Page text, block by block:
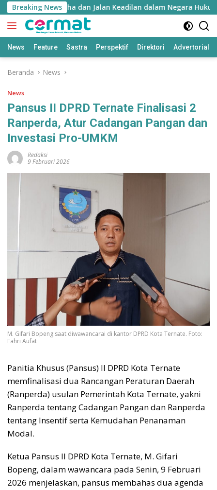
Langsung
ke
konten
Breaking News
Hatuhaha dan Jalan Keadilan dalam Negara Hukum
News Feature Sastra Perspektif Direktori Advertorial
Beranda News
News
Pansus II DPRD Ternate Finalisasi 2
Ranperda, Atur Cadangan Pangan dan
Investasi Pro-UMKM
Redaksi
9 Februari 2026
M. Gifari Bopeng saat diwawancarai di kantor DPRD Kota Ternate. Foto:
Fahri Aufat
Panitia Khusus (Pansus) II DPRD Kota Ternate
memfinalisasi dua Rancangan Peraturan Daerah
(Ranperda) usulan Pemerintah Kota Ternate, yakni
Ranperda tentang Cadangan Pangan dan Ranperda
tentang Insentif serta Kemudahan Penanaman
Modal.
Ketua Pansus II DPRD Kota Ternate, M. Gifari
Bopeng, dalam wawancara pada Senin, 9 Februari
2026 menjelaskan, pansus membahas dua agenda